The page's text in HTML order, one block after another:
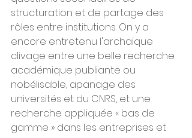
structuration et de partage des
rôles entre institutions. On y a
encore entretenu l'archaïque
clivage entre une belle recherche
académique publiante ou
nobélisable, apanage des
universités et du CNRS, et une
recherche appliquée « bas de
gamme » dans les entreprises et